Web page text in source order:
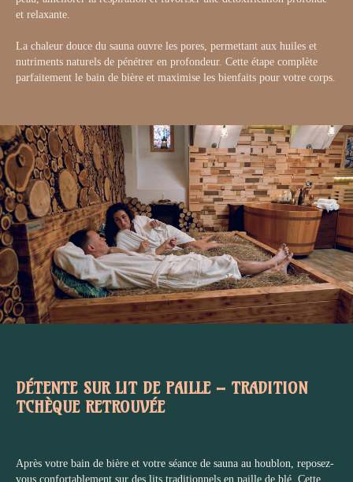
et relaxante.
La chaleur douce du sauna ouvre les pores, permettant aux huiles et
nutriments naturels de pénétrer en profondeur. Cette étape complète
parfaitement le bain de bière et maximise les bienfaits pour votre corps.
DÉTENTE SUR LIT DE PAILLE – TRADITION
TCHÈQUE RETROUVÉE
Après votre bain de bière et votre séance de sauna au houblon, reposez-
vous confortablement sur des lits traditionnels en paille de blé. Cette